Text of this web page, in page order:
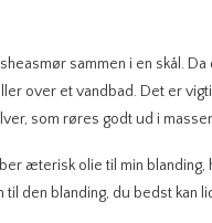
sammen i en skål.
over et vandbad. Det er
som røres godt ud i
æterisk olie til min
den blanding, du bedst kan